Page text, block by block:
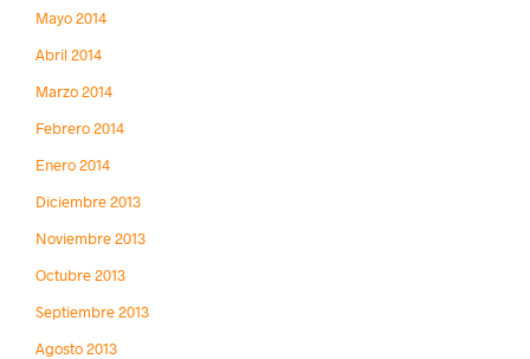
Mayo 2014
Abril 2014
Marzo 2014
Febrero 2014
Enero 2014
Diciembre 2013
Noviembre 2013
Octubre 2013
Septiembre 2013
Agosto 2013